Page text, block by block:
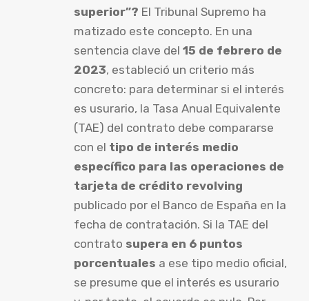
superior”? El Tribunal Supremo ha
matizado este concepto. En una
sentencia clave del 15 de febrero de
2023, estableció un criterio más
concreto: para determinar si el interés
es usurario, la Tasa Anual Equivalente
(TAE) del contrato debe compararse
con el tipo de interés medio
específico para las operaciones de
tarjeta de crédito revolving
publicado por el Banco de España en la
fecha de contratación. Si la TAE del
contrato supera en 6 puntos
porcentuales a ese tipo medio oficial,
se presume que el interés es usurario